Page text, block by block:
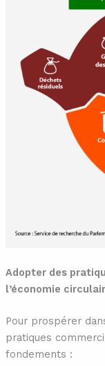
Adopter des
l’économie
Pour prospérer
pratiques
fondements :